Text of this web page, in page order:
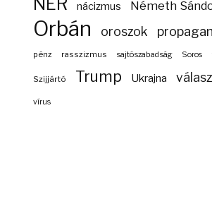
nácizmus Németh
Orbán oroszok
pénz rasszizmus sajtószabadság Soros
Szijjártó Trump Ukrajna
vírus